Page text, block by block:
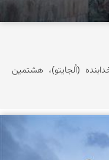
(اُلجایتو)، هشتمین